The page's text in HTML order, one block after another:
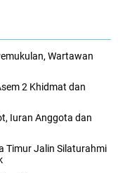
Wartawan
2 Khidmat dan
Iuran Anggota dan
Timur Jalin Silaturahmi